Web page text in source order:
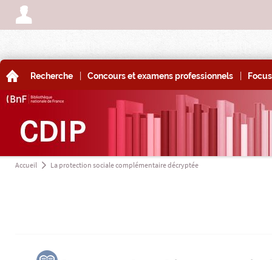
A
A Recherche | Concours et examens professionnels | Focus
Accueil a La protection sociale complémentaire décryptée